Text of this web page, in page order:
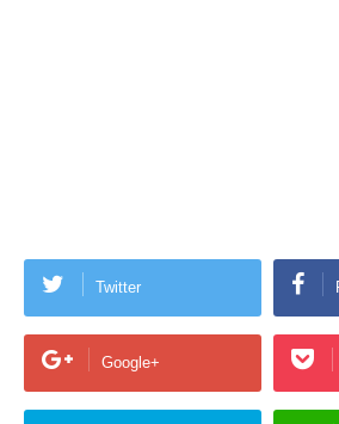
Twitter
Google+